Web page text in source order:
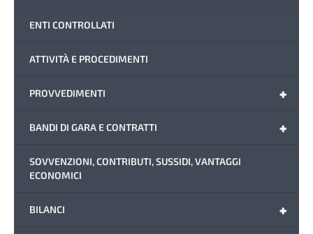
ENTI CONTROLLATI
ATTIVITÀ E PROCEDIMENTI
+
PROVVEDIMENTI
+
BANDI DI GARA E CONTRATTI
SOVVENZIONI, CONTRIBUTI, SUSSIDI, VANTAGGI
ECONOMICI
+
BILANCI